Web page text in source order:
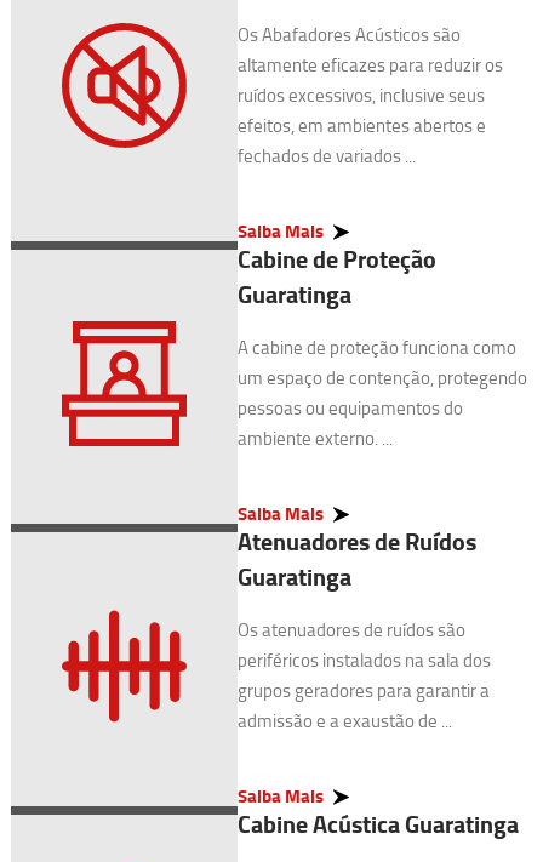
Os Abafadores Acústicos são
altamente eficazes para reduzir os
ruídos excessivos, inclusive seus
efeitos, em ambientes abertos e
fechados de variados ...
Saiba Mais
Cabine de Proteção
Guaratinga
A cabine de proteção funciona como
um espaço de contenção, protegendo
pessoas ou equipamentos do
ambiente externo. ...
Saiba Mais
Atenuadores de Ruídos
Guaratinga
Os atenuadores de ruídos são
periféricos instalados na sala dos
grupos geradores para garantir a
admissão e a exaustão de ...
Saiba Mais
Cabine Acústica Guaratinga